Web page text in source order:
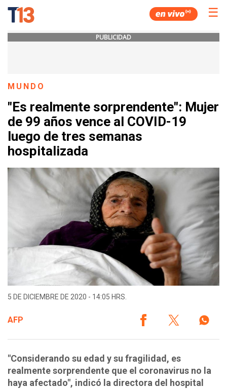
☰
PUBLICIDAD
MUNDO
"Es realmente sorprendente": Mujer
de 99 años vence al COVID-19
luego de tres semanas
hospitalizada
5 DE DICIEMBRE DE 2020 - 14:05 HRS.
AFP
"Considerando su edad y su fragilidad, es
realmente sorprendente que el coronavirus no la
haya afectado", indicó la directora del hospital